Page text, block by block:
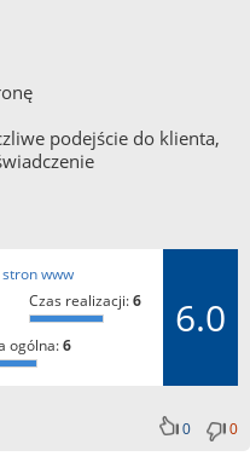
podejście do klienta,
www
czas realizacji:6
ogólna:6
6.0
0
0